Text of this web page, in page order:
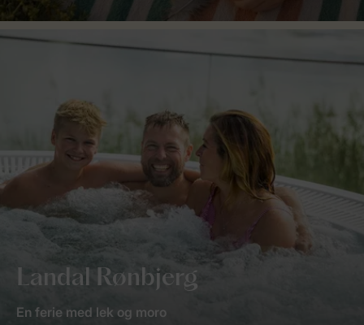
Landal Rønbjerg
En ferie med lek og moro